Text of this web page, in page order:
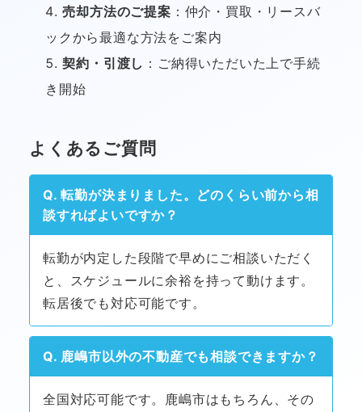
売却方法のご提案 ：仲介・買取・リースバ
ックから最適な方法をご案内
契約・引渡し ：ご納得いただいた上で手続
き開始
よくあるご質問
Q. 転勤が決まりました。どのくらい前から相
談すればよいですか？
転勤が内定した段階で早めにご相談いただく
と、スケジュールに余裕を持って動けます。
転居後でも対応可能です。
Q. 鹿嶋市以外の不動産でも相談できますか？
全国対応可能です。鹿嶋市はもちろん、その